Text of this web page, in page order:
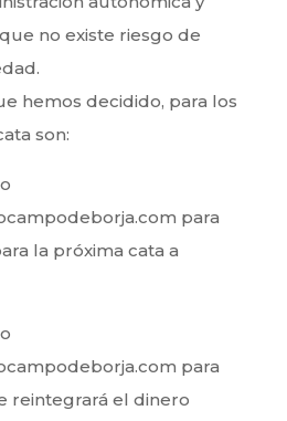
no existe riesgo de
hemos decidido, para los
son:
para
la próxima cata a
para
reintegrará el dinero